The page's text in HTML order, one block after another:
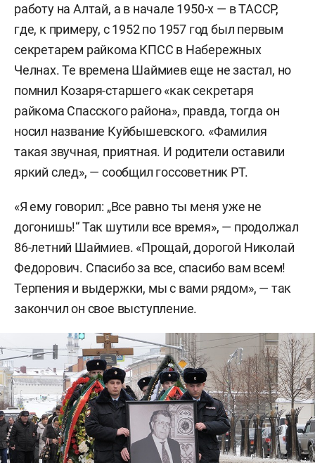
работу на Алтай, а в начале 1950-х — в ТАССР,
где, к примеру, с 1952 по 1957 год был первым
секретарем райкома КПСС в Набережных
Челнах. Те времена Шаймиев еще не застал, но
помнил Козаря-старшего «как секретаря
райкома Спасского района», правда, тогда он
носил название Куйбышевского. «Фамилия
такая звучная, приятная. И родители оставили
яркий след», — сообщил госсоветник РТ.
«Я ему говорил: „Все равно ты меня уже не
догонишь!“ Так шутили все время», — продолжал
86-летний Шаймиев. «Прощай, дорогой Николай
Федорович. Спасибо за все, спасибо вам всем!
Терпения и выдержки, мы с вами рядом», — так
закончил он свое выступление.